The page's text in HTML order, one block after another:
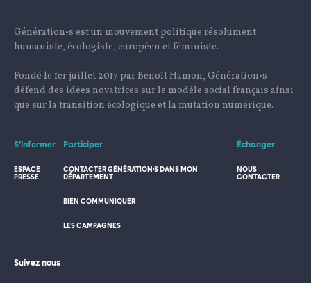
Génération•s est un mouvement politique résolument
humaniste, écologiste, européen et féministe.
Fondé le 1er juillet 2017 par Benoît Hamon, Génération•s
défend des idées novatrices sur le modèle social français ainsi
que sur la transition écologique et la mutation numérique.
S’informer
ESPACE
PRESSE
Participer
CONTACTER GÉNÉRATION·S DANS MON
DÉPARTEMENT
BIEN COMMUNIQUER
LES CAMPAGNES
Échanger
NOUS
CONTACTER
Suivez nous